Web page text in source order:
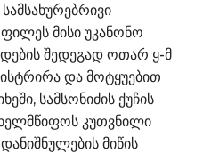
მისი უკანონო
შედეგად ოთარ ყ-მ
და მოტყუებით
სამსონიძის ქუჩის
კუთვნილი
მიწის